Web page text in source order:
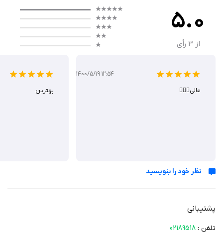
5.0
از3 رأی
1400/5/19 12:54
عالی👌🏼🌸 بهترین
نظر خود را بنویسید
پشتیبانی
تلفن : 02189518